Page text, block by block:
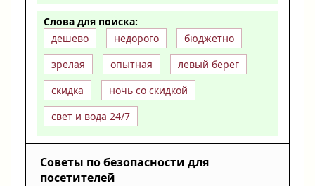
Слова для поиска:
дешево
недорого
бюджетно
зрелая
опытная
левый берег
скидка
ночь со скидкой
свет и вода 24/7
Советы по безопасности для
посетителей